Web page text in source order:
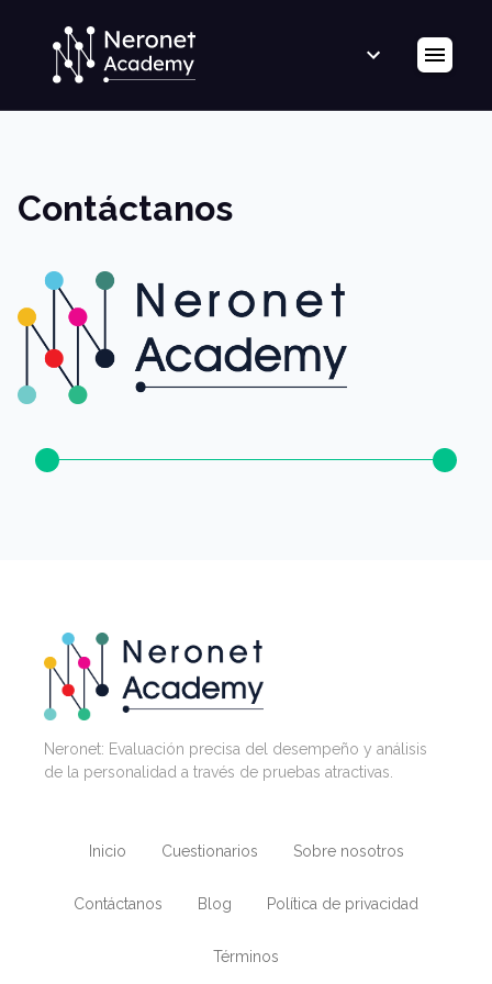
Contáctanos
Neronet: Evaluación precisa del desempeño y análisis
de la personalidad a través de pruebas atractivas.
Inicio Cuestionarios Sobre nosotros
Contáctanos Blog Política de privacidad
Términos